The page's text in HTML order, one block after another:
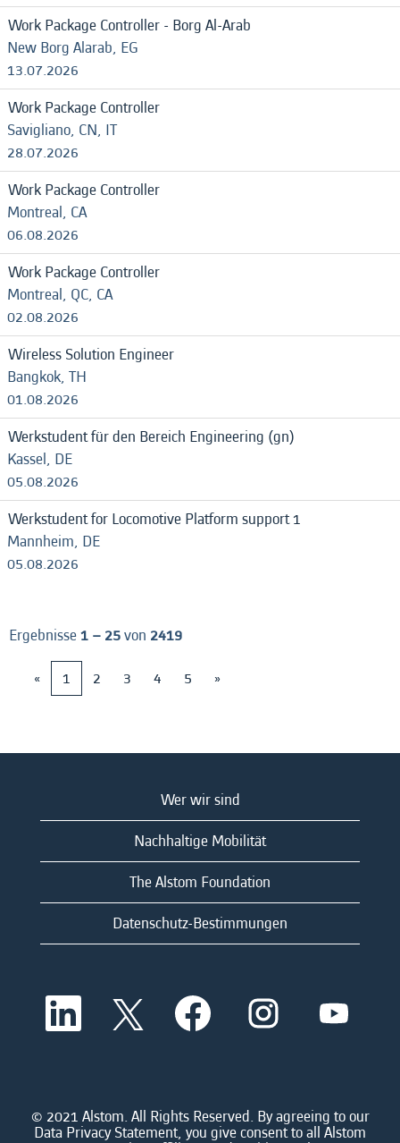
Work Package Controller - Borg Al-Arab
New Borg Alarab, EG
13.07.2026
Work Package Controller
Savigliano, CN, IT
28.07.2026
Work Package Controller
Montreal, CA
06.08.2026
Work Package Controller
Montreal, QC, CA
02.08.2026
Wireless Solution Engineer
Bangkok, TH
01.08.2026
Werkstudent für den Bereich Engineering (gn)
Kassel, DE
05.08.2026
Werkstudent for Locomotive Platform support 1
Mannheim, DE
05.08.2026
Ergebnisse1 – 25von 2419
«
1 2 3 4 5 »
Wer wir sind
Nachhaltige Mobilität
The Alstom Foundation
Datenschutz-Bestimmungen
W
r
e
i
W
i
r
e
W
e
i
W
e
i
W
e
i
© 2021 Alstom. All Rights Reserved. By agreeing to our
Data Privacy Statement, you give consent to all Alstom